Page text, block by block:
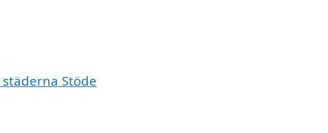
Stöde